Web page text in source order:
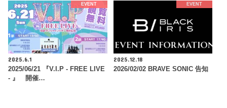
EVENT
2025.6.1
2025/06/21 『V.I.P - FREE LIVE
- 』 開催…
EVENT
2025.12.18
2026/02/02 BRAVE SONIC 告知